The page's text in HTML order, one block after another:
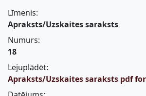
Līmenis:
Apraksts/Uzskaites saraksts
Numurs:
18
Lejuplādēt:
Apraksts/Uzskaites saraksts pdf